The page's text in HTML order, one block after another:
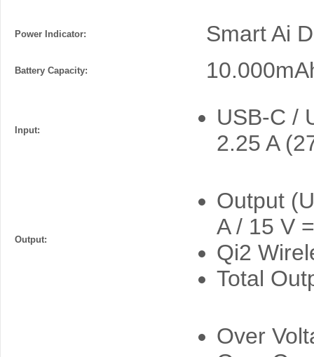
Power Indicator: Smart Ai
Battery Capacity:
Input:
USB-C /
2.25 A
Output:
Output
A / 15 V
Qi2
Total
Over